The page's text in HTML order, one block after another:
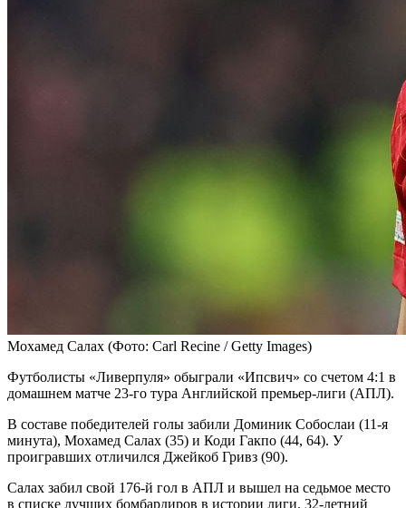
Мохамед Салах (Фото: Carl Recine / Getty Images)
Футболисты «Ливерпуля» обыграли «Ипсвич» со счетом 4:1 в
домашнем матче 23-го тура Английской премьер-лиги (АПЛ).
В составе победителей голы забили Доминик Собослаи (11-я
минута), Мохамед Салах (35) и Коди Гакпо (44, 64). У
проигравших отличился Джейкоб Гривз (90).
Салах забил свой 176-й гол в АПЛ и вышел на седьмое место
в списке лучших бомбардиров в истории лиги. 32-летний